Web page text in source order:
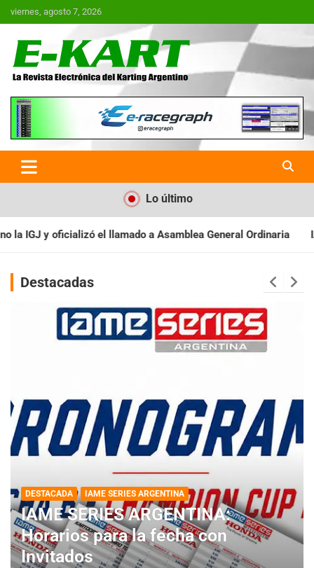
Saltar
al
viernes, agosto 7, 2026
E-Kart.com.ar | La Revista
Electrónica del Karting en
Argentina
Lo último
General Ordinaria IAME SERIES ARGENTINA:
Destacadas
DESTACADA IAME SERIES ARGENTINA
IAME SERIES ARGENTINA:
Horarios para la fecha con
Invitados